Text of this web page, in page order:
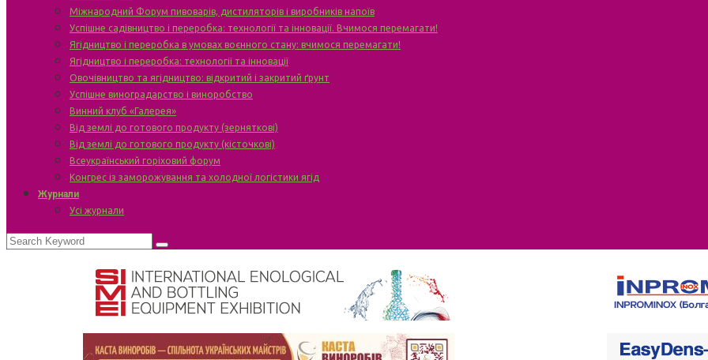
Міжнародний Форум пивоварів, дистиляторів і виробників напоїв
Успішне садівництво і переробка: технології та інновації. Вчимося перемагати!
Ягідництво і переробка в умовах воєнного стану: вчимося перемагати!
Ягідництво і переробка: технології та інновації
Овочівництво та ягідництво: відкритий і закритий ґрунт
Успішне виноградарство і виноробство
Винний клуб «Галерея»
Від землі до готового продукту (зерняткові)
Від землі до готового продукту (кісточкові)
Всеукраїнський горіховий форум
Конгрес із заморожування та холодної логістики ягід
Журнали
Усі журнали